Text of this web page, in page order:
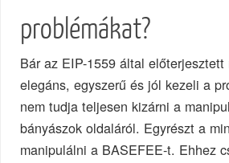
problémákat?
Bár az EIP-1559 által
elegáns, egyszerű és jól kezeli a
nem tudja teljesen kizárni a
bányászok oldaláról. Egyrészt a
manipulálni a BASEFEE-t. Ehhez